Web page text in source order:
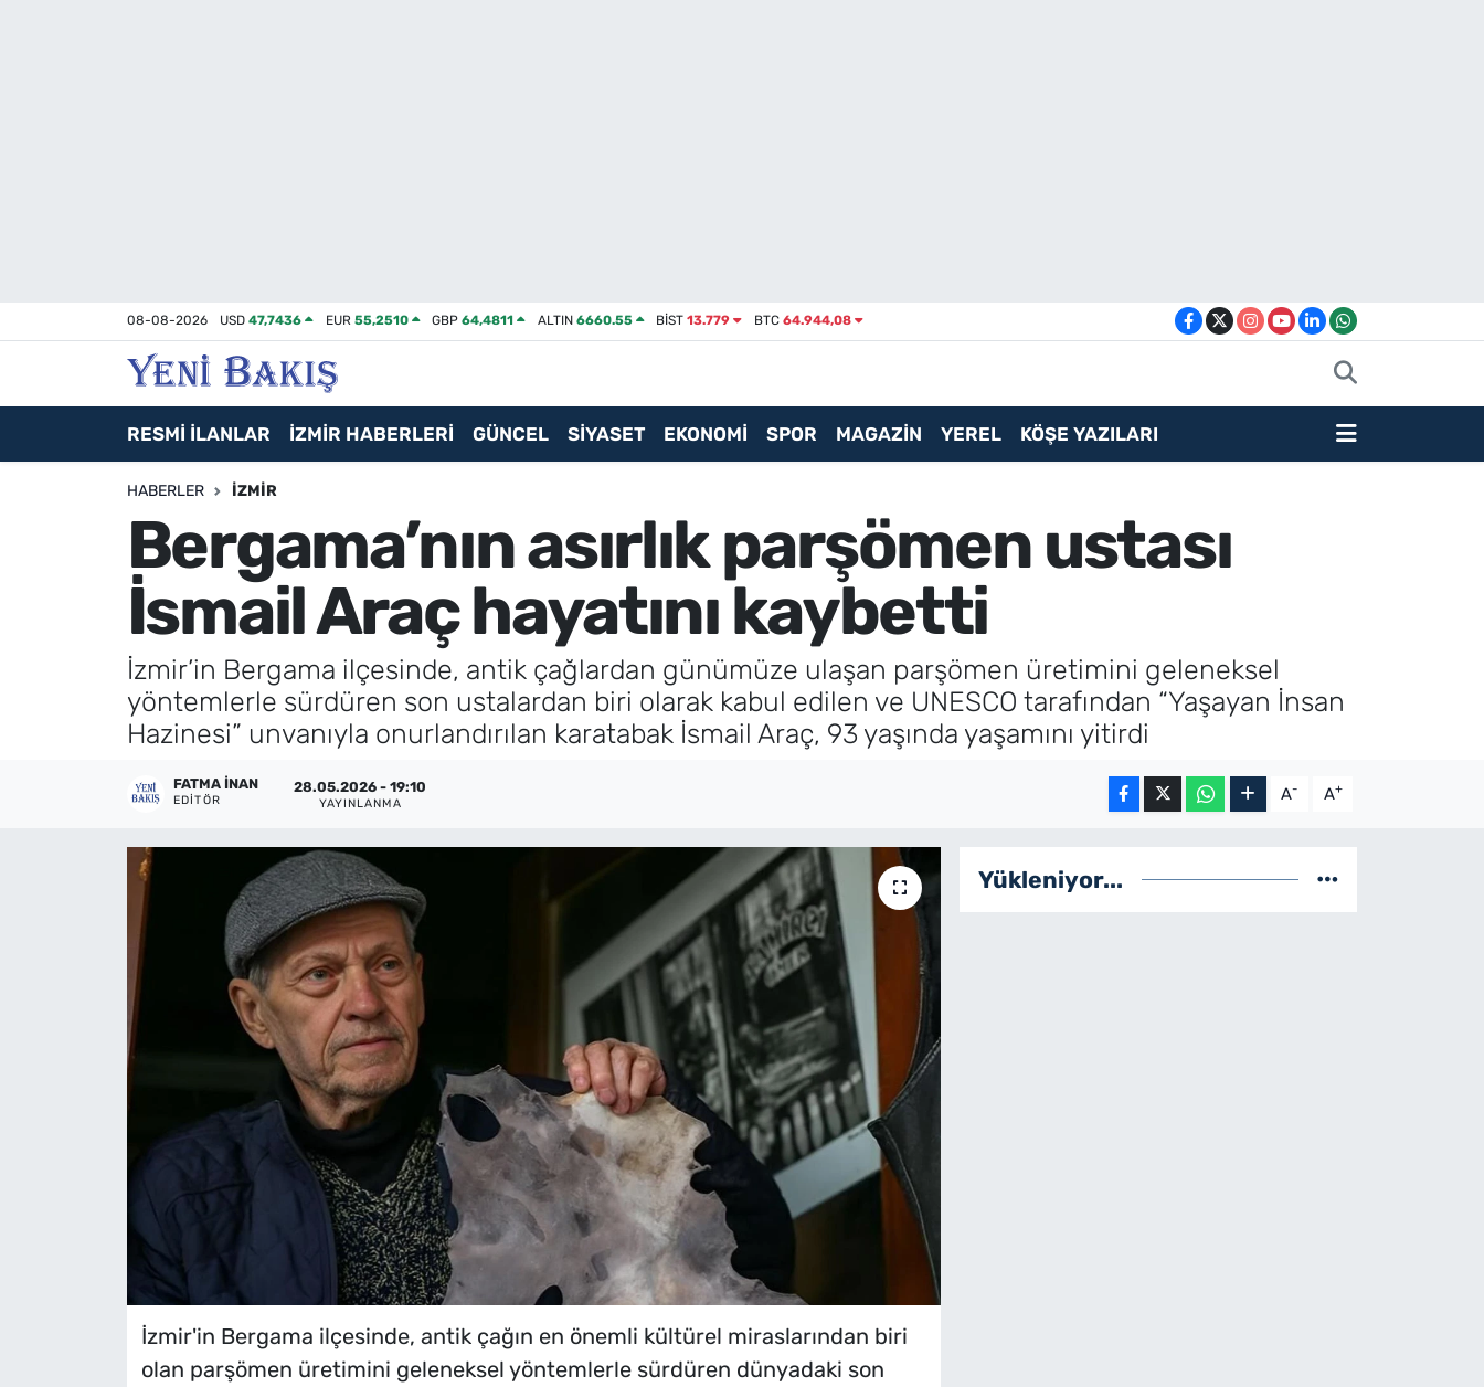
08-08-2026 USD47,7436 EUR 55,2510 GBP64,4811 ALTIN 6660.55 BİST13.779 BTC 64.944,08
RESMİ İLANLAR İZMİR HABERLERİ GÜNCEL SİYASET EKONOMİ SPOR MAGAZİN YEREL KÖŞE YAZILARI
HABERLER İZMIR
Bergama’nın asırlık parşömen ustası
İsmail Araç hayatını kaybetti
İzmir’in Bergama ilçesinde, antik çağlardan günümüze ulaşan parşömen üretimini geleneksel
yöntemlerle sürdüren son ustalardan biri olarak kabul edilen ve UNESCO tarafından “Yaşayan İnsan
Hazinesi” unvanıyla onurlandırılan karatabak İsmail Araç, 93 yaşında yaşamını yitirdi
FATMA İNAN
EDITÖR
28.05.2026 - 19:10
YAYINLANMA A- A+
İzmir'in Bergama ilçesinde, antik çağın en önemli kültürel miraslarından biri
olan parşömen üretimini geleneksel yöntemlerle sürdüren dünyadaki son
Yükleniyor...
Asayiş / Polis-Adliye
Magazin
İletişim